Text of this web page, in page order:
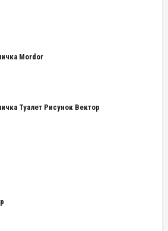
Mordor
Туалет Рисунок Вектор